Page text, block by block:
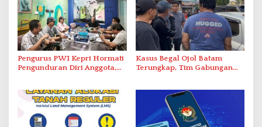
Pengurus PWI Kepri Hormati
Pengunduran Diri Anggota,
Kasus Begal Ojol Batam
Terungkap, Tim Gabungan